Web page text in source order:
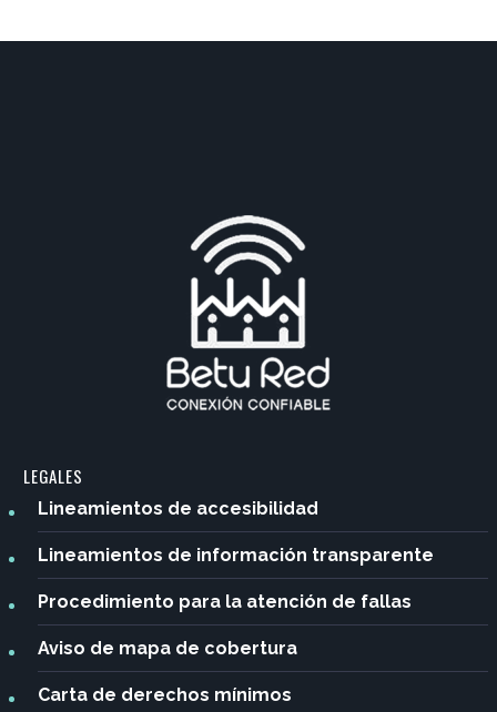
LEGALES
Lineamientos de accesibilidad
Lineamientos de información transparente
Procedimiento para la atención de fallas
Aviso de mapa de cobertura
Carta de derechos mínimos